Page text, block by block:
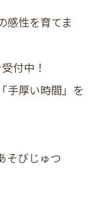
感性を育てま
付中！
手厚い時間」を
そびじゅつ